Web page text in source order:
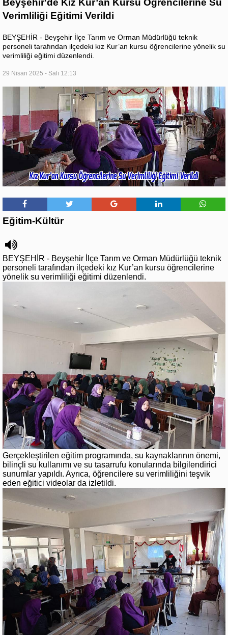
Beyşehir'de Kız Kur’an Kursu Öğrencilerine Su
Verimliliği Eğitimi Verildi
BEYŞEHİR - Beyşehir İlçe Tarım ve Orman Müdürlüğü teknik
personeli tarafından ilçedeki kız Kur’an kursu öğrencilerine yönelik su
verimliliği eğitimi düzenlendi.
29 Nisan 2025 - Salı 12:13
Eğitim-Kültür
BEYŞEHİR - Beyşehir İlçe Tarım ve Orman Müdürlüğü teknik
personeli tarafından ilçedeki kız Kur’an kursu öğrencilerine
yönelik su verimliliği eğitimi düzenlendi.
Gerçekleştirilen eğitim programında, su kaynaklarının önemi,
bilinçli su kullanımı ve su tasarrufu konularında bilgilendirici
sunumlar yapıldı. Ayrıca, öğrencilere su verimliliğini teşvik
eden eğitici videolar da izletildi.